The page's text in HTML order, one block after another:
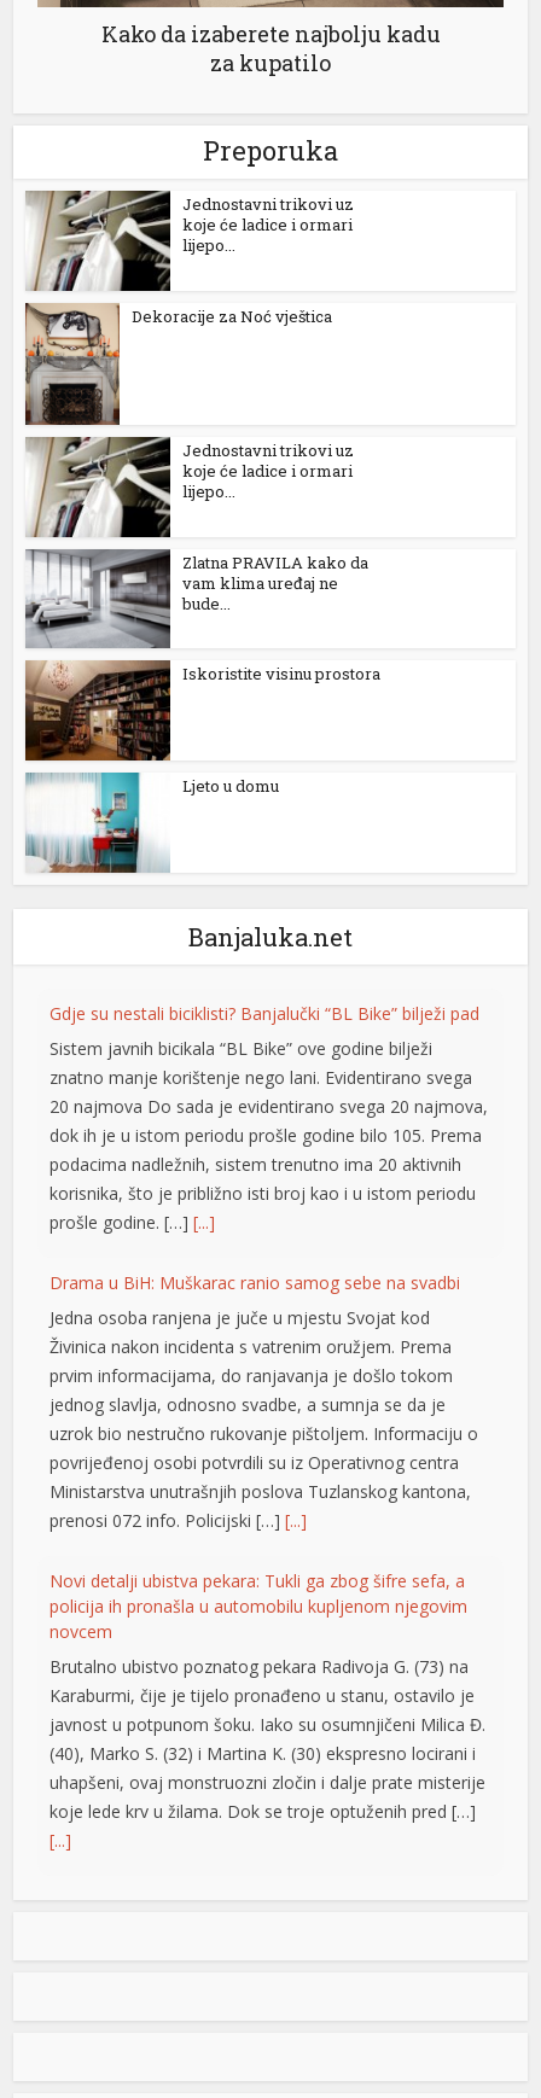
Kako da izaberete najbolju kadu
za kupatilo
Preporuka
Jednostavni trikovi uz
koje će ladice i ormari
lijepo...
Dekoracije za Noć vještica
Jednostavni trikovi uz
koje će ladice i ormari
lijepo...
Zlatna PRAVILA kako da
vam klima uređaj ne
bude...
Iskoristite visinu prostora
Ljeto u domu
Banjaluka.net
Gdje su nestali biciklisti? Banjalučki “BL Bike” bilježi pad
Sistem javnih bicikala “BL Bike” ove godine bilježi
znatno manje korištenje nego lani. Evidentirano svega
20 najmova Do sada je evidentirano svega 20 najmova,
dok ih je u istom periodu prošle godine bilo 105. Prema
podacima nadležnih, sistem trenutno ima 20 aktivnih
korisnika, što je približno isti broj kao i u istom periodu
prošle godine. […][...]
Drama u BiH: Muškarac ranio samog sebe na svadbi
Jedna osoba ranjena je juče u mjestu Svojat kod
Živinica nakon incidenta s vatrenim oružjem. Prema
prvim informacijama, do ranjavanja je došlo tokom
jednog slavlja, odnosno svadbe, a sumnja se da je
uzrok bio nestručno rukovanje pištoljem. Informaciju o
povrijeđenoj osobi potvrdili su iz Operativnog centra
Ministarstva unutrašnjih poslova Tuzlanskog kantona,
prenosi 072 info. Policijski […][...]
Novi detalji ubistva pekara: Tukli ga zbog šifre sefa, a
policija ih pronašla u automobilu kupljenom njegovim
novcem
Brutalno ubistvo poznatog pekara Radivoja G. (73) na
Karaburmi, čije je tijelo pronađeno u stanu, ostavilo je
javnost u potpunom šoku. Iako su osumnjičeni Milica Đ.
(40), Marko S. (32) i Martina K. (30) ekspresno locirani i
uhapšeni, ovaj monstruozni zločin i dalje prate misterije
koje lede krv u žilama. Dok se troje optuženih pred […]
[...]
Vrućine ne popuštaju: Temperature do 40 stepeni,
U našem regionu narednih dana pretežno sunčano,
osvježenje, dok bi krajem sedmice ponovo bilo toplo.
nestabilniji period, ali obilnih padavina na širem području